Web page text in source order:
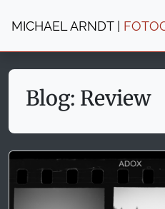
MICHAEL ARNDT |
Blog: Review